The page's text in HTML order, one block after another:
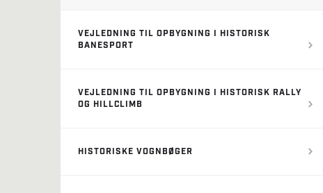
VEJLEDNING TIL OPBYGNING I HISTORISK
BANESPORT
VEJLEDNING TIL OPBYGNING I HISTORISK RALLY
OG HILLCLIMB
HISTORISKE VOGNBØGER